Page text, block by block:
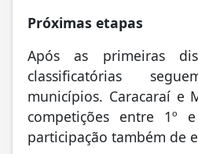
Próximas etapas
Após as primeiras
classificatórias
municípios. Caracaraí e
competições entre 1º
participação também de